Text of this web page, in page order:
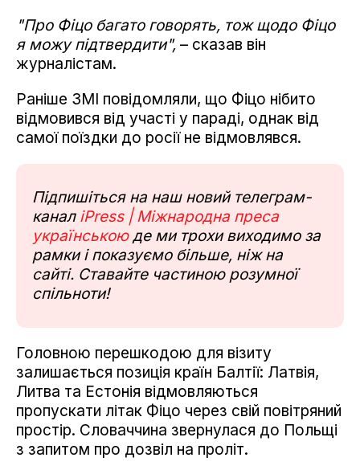
"Про Фіцо багато говорять, тож щодо Фіцо
я можу підтвердити", – сказав він
журналістам.
Раніше ЗМІ повідомляли, що Фіцо нібито
відмовився від участі у параді, однак від
самої поїздки до росії не відмовлявся.
Підпишіться на наш новий телеграм-
канал iPress | Міжнародна преса
українськоюде ми трохи виходимо за
рамки і показуємо більше, ніж на
сайті. Ставайте частиною розумної
спільноти!
Головною перешкодою для візиту
залишається позиція країн Балтії: Латвія,
Литва та Естонія відмовляються
пропускати літак Фіцо через свій повітряний
простір. Словаччина звернулася до Польщі
з запитом про дозвіл на проліт.